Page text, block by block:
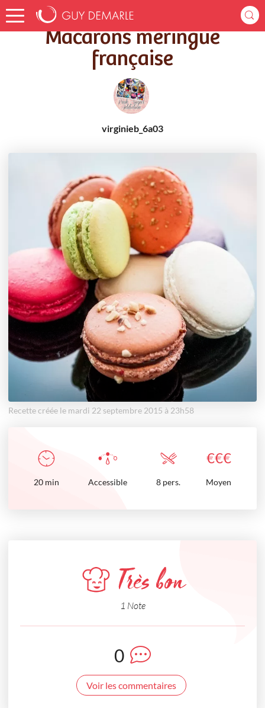
Accueil Recettes Macarons meringue française
Macarons meringue
française
virginieb_6a03
Recette créée le mardi 22 septembre 2015 à 23h58
€€€
20 min Accessible 8 pers. Moyen
Très bon
1 Note
0
Voir les commentaires